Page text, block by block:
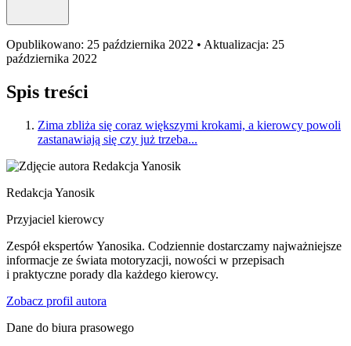
Opublikowano: 25 października 2022 • Aktualizacja: 25
października 2022
Spis treści
Zima zbliża się coraz większymi krokami, a kierowcy powoli
zastanawiają się czy już trzeba...
Redakcja Yanosik
Przyjaciel kierowcy
Zespół ekspertów Yanosika. Codziennie dostarczamy najważniejsze
informacje ze świata motoryzacji, nowości w przepisach
i praktyczne porady dla każdego kierowcy.
Zobacz profil autora
Dane do biura prasowego